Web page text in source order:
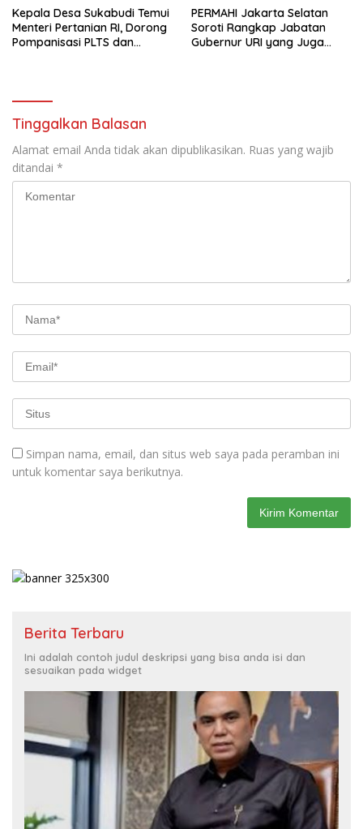
Kepala Desa Sukabudi Temui
Menteri Pertanian RI, Dorong
Pompanisasi PLTS dan
PERMAHI Jakarta Selatan
Soroti Rangkap Jabatan
Gubernur URI yang Juga
Tinggalkan Balasan
Alamat email Anda tidak akan dipublikasikan. Ruas yang wajib
ditandai *
Simpan nama, email, dan situs web saya pada peramban ini
untuk komentar saya berikutnya.
Berita Terbaru
Ini adalah contoh judul deskripsi yang bisa anda isi dan
sesuaikan pada widget